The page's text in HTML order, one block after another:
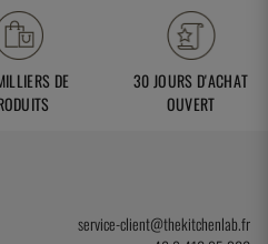
DE
30 JOURS D'ACHAT
OUVERT
service-client@thekitchenlab.fr